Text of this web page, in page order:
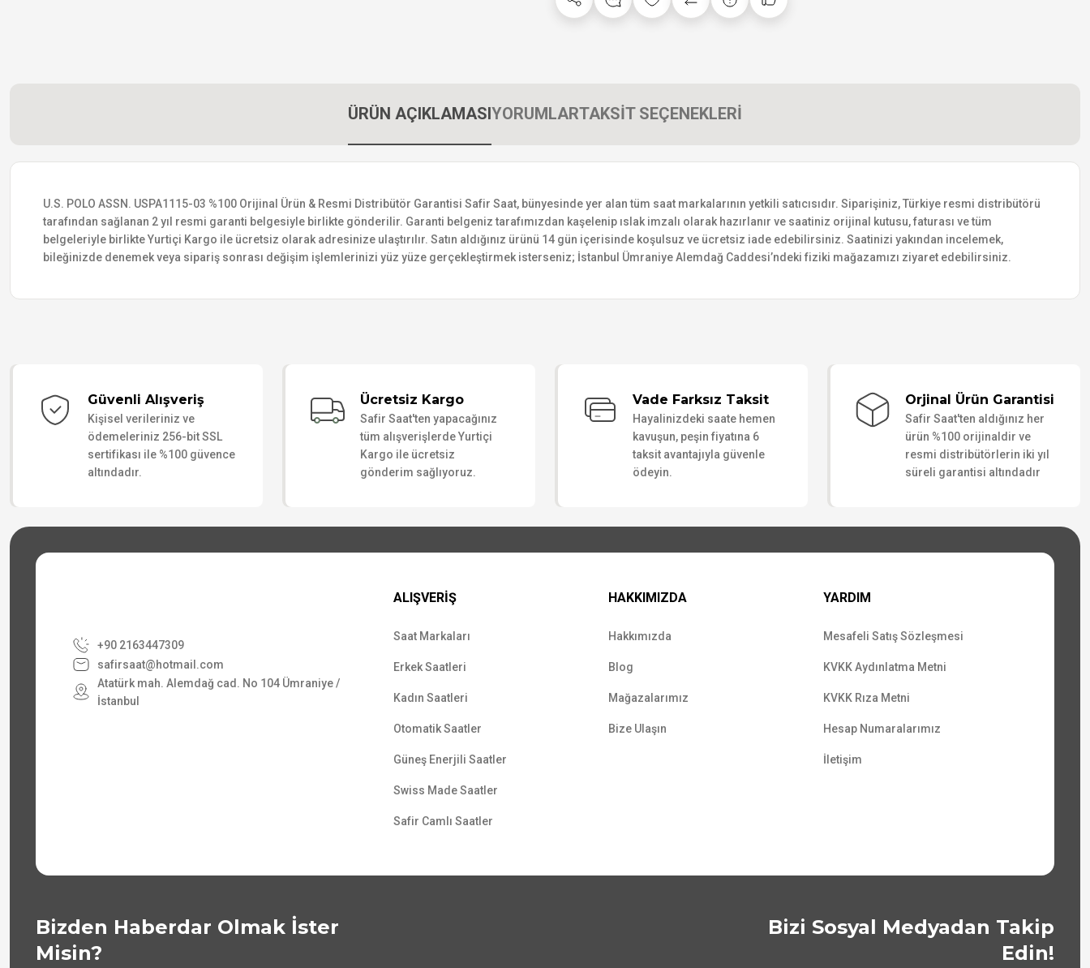
ÜRÜN AÇIKLAMASIYORUMLARTAKSİT SEÇENEKLERİ
U.S. POLO ASSN. USPA1115-03 %100 Orijinal Ürün & Resmi Distribütör Garantisi Safir Saat, bünyesinde yer alan tüm saat markalarının yetkili satıcısıdır. Siparişiniz, Türkiye resmi distribütörü
tarafından sağlanan 2 yıl resmi garanti belgesiyle birlikte gönderilir. Garanti belgeniz tarafımızdan kaşelenip ıslak imzalı olarak hazırlanır ve saatiniz orijinal kutusu, faturası ve tüm
belgeleriyle birlikte Yurtiçi Kargo ile ücretsiz olarak adresinize ulaştırılır. Satın aldığınız ürünü 14 gün içerisinde koşulsuz ve ücretsiz iade edebilirsiniz. Saatinizi yakından incelemek,
bileğinizde denemek veya sipariş sonrası değişim işlemlerinizi yüz yüze gerçekleştirmek isterseniz; İstanbul Ümraniye Alemdağ Caddesi’ndeki fiziki mağazamızı ziyaret edebilirsiniz.
Güvenli Alışveriş
Kişisel verileriniz ve
ödemeleriniz 256-bit SSL
sertifikası ile %100 güvence
altındadır.
Ücretsiz Kargo
Safir Saat'ten yapacağınız
tüm alışverişlerde Yurtiçi
Kargo ile ücretsiz
gönderim sağlıyoruz.
Vade Farksız Taksit
Hayalinizdeki saate hemen
kavuşun, peşin fiyatına 6
taksit avantajıyla güvenle
ödeyin.
Orjinal Ürün Garantisi
Safir Saat'ten aldığınız her
ürün %100 orijinaldir ve
resmi distribütörlerin iki yıl
süreli garantisi altındadır
+90 2163447309
safirsaat@hotmail.com
Atatürk mah. Alemdağ cad. No 104 Ümraniye /
İstanbul
ALIŞVERİŞ
Saat Markaları
Erkek Saatleri
Kadın Saatleri
Otomatik Saatler
Güneş Enerjili Saatler
Swiss Made Saatler
Safir Camlı Saatler
HAKKIMIZDA
Hakkımızda
Blog
Mağazalarımız
Bize Ulaşın
YARDIM
Mesafeli Satış Sözleşmesi
KVKK Aydınlatma Metni
KVKK Rıza Metni
Hesap Numaralarımız
İletişim
Bizden Haberdar Olmak İster
Misin?
Bizi Sosyal Medyadan Takip
Edin!